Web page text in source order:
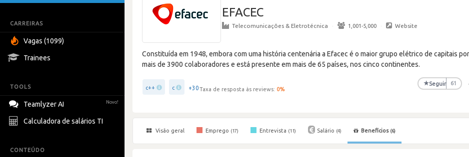
CARREIRAS
Vagas (1099)
Trainees
TOOLS
Teamlyzer AI Novo!
Calculadora de salários TI
CONTEÚDO
EFACEC
Telecomunicações & Eletrotécnica · 1,001-5,000 · Website
Constituída em 1948, embora com uma história centenária a Efacec é o maior grupo elétrico de capitais
mais de 3900 colaboradores e está presente em mais de 65 países, nos cinco continentes.
c++ c +30Taxa de resposta às reviews: 0%
★Seguir 61
Visão geral Emprego (17) Entrevista (11) Salário (4) Benefícios (6)